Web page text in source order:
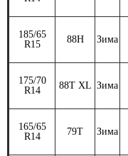
185/65
R15
88H Зима
175/70
R14
88T XL Зима
165/65
R14
79T Зима